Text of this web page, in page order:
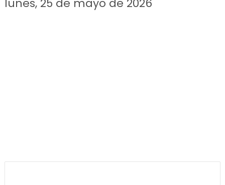
lunes, 25 de mayo de 2026